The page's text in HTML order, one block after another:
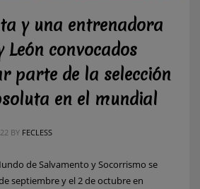
y una entrenadora
León convocados
parte de la selección
en el mundial
BY FECLESS
de Salvamento y Socorrismo se
septiembre y el 2 de octubre en